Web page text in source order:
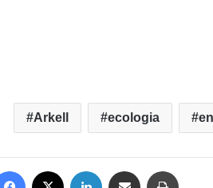
Arkell ecologia
Facebook LinkedIn Condividi via mail